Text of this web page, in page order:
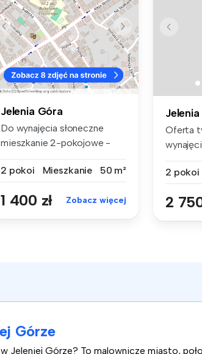
Jelenia Góra
Do wynajęcia słoneczne
mieszkanie 2-pokojowe -
2 pokoi
Mieszkanie 50 m²
1 400 zł Zobacz więcej
Oferta
2 pokoi
2
Górze
Jeleniej Górze? To malownicze miasto,